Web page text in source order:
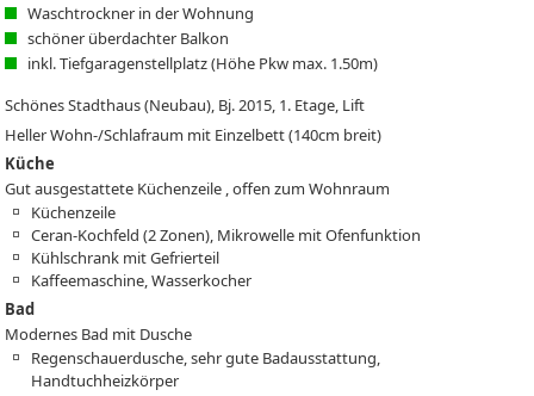
Waschtrockner in der Wohnung
schöner überdachter Balkon
inkl. Tiefgaragenstellplatz (Höhe Pkw max. 1.50m)
Schönes Stadthaus (Neubau), Bj. 2015, 1. Etage, Lift
Heller Wohn-/Schlafraum mit Einzelbett (140cm breit)
Küche
Gut ausgestattete Küchenzeile , offen zum Wohnraum
Küchenzeile
Ceran-Kochfeld (2 Zonen), Mikrowelle mit Ofenfunktion
Kühlschrank mit Gefrierteil
Kaffeemaschine, Wasserkocher
Bad
Modernes Bad mit Dusche
Regenschauerdusche, sehr gute Badausstattung,
Handtuchheizkörper